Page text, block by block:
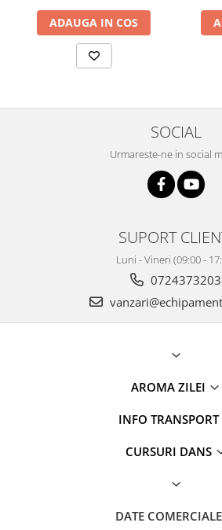
ADAUGA IN COS
SOCIAL
Urmareste-ne in social
SUPORT
Luni - Vineri (09:00 -
0724373203
AROMA ZILEI
INFO TRANSPORT
CURSURI DANS
DATE COMERCIALE